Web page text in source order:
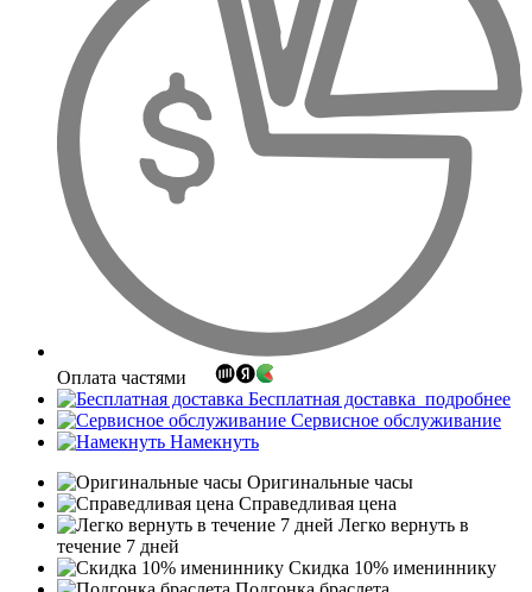
Оплата частями
Бесплатная доставка подробнее
Сервисное обслуживание
Намекнуть
Оригинальные часы
Справедливая цена
Легко вернуть в
течение 7 дней
Скидка 10% имениннику